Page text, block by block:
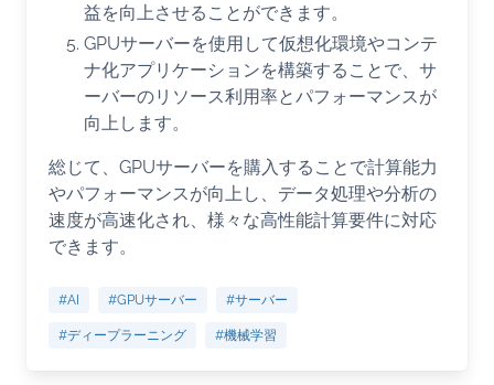
益を向上させることができます。
GPUサーバーを使用して仮想化環境やコンテ
ナ化アプリケーションを構築することで、サ
ーバーのリソース利用率とパフォーマンスが
向上します。
総じて、GPUサーバーを購入することで計算能力
やパフォーマンスが向上し、データ処理や分析の
速度が高速化され、様々な高性能計算要件に対応
できます。
#AI #GPUサーバー #サーバー
#ディープラーニング #機械学習